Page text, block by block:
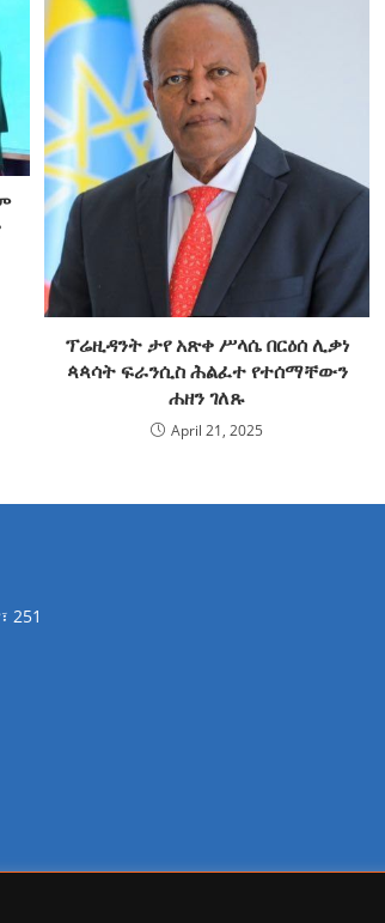
ፕሬዚዳንት ታየ አጽቀ ሥላሴ በርዕሰ ሊቃነ
ጳጳሳት ፍራንሲስ ሕልፈተ የተሰማቸውን
ሐዘን ገለጹ
April 21, 2025
251